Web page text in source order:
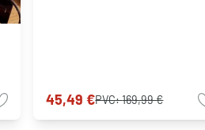
45,49 €PVC:169,99 €